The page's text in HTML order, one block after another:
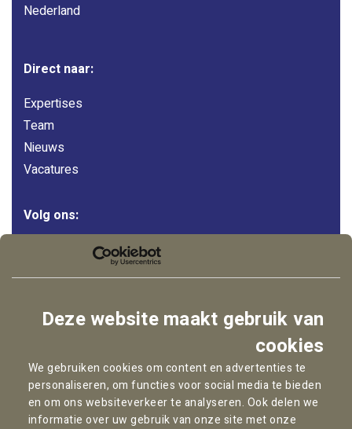
Deze website maakt gebruik van
cookies
We gebruiken cookies om content en advertenties te
personaliseren, om functies voor social media te bieden
en om ons websiteverkeer te analyseren. Ook delen we
informatie over uw gebruik van onze site met onze
Nederland
Direct naar:
Expertises
Team
Nieuws
Vacatures
Volg ons:
YouTube
Copyright © 2026Pallas Advocaten